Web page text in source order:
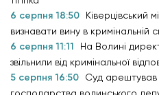
6 серпня 18:50
Ківерцівський
визнавати вину в кримінальній
6 серпня 11:11
На Волині
звільнили від кримінальної
5 серпня 16:50
Суд